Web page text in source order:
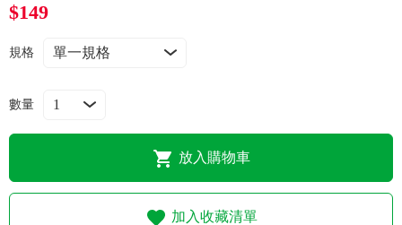
會員專區
常見問題
折價券、紅利說明
$149
規格
數量
放入購物車
加入收藏清單